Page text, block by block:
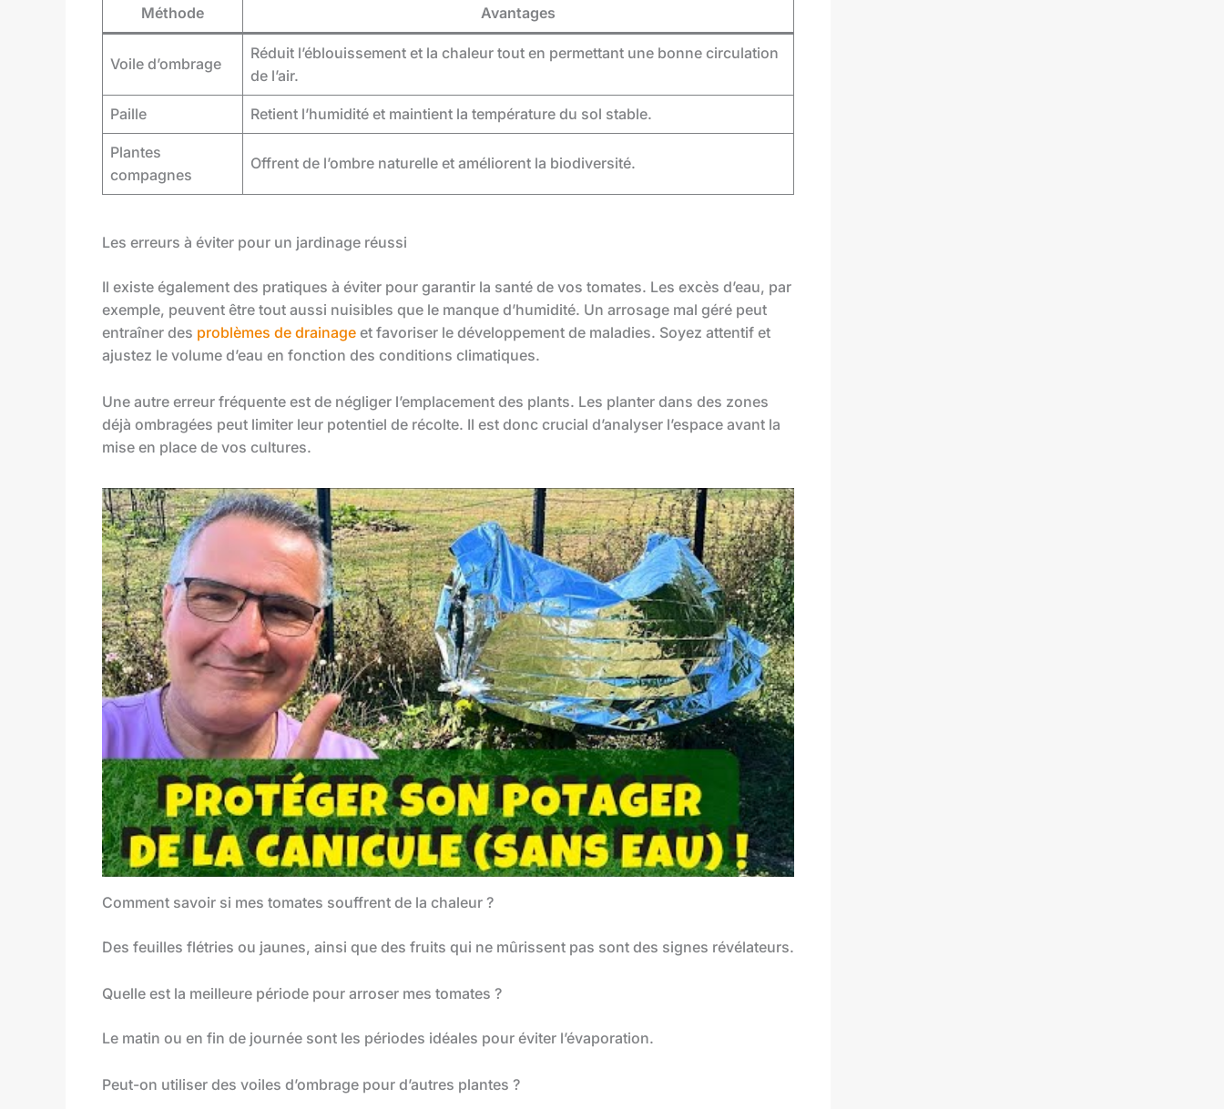
Méthode Avantages
Voile d’ombrage
Réduit l’éblouissement et la chaleur tout en permettant une bonne circulation
de l’air.
Paille Retient l’humidité et maintient la température du sol stable.
Plantes
compagnes
Offrent de l’ombre naturelle et améliorent la biodiversité.
Les erreurs à éviter pour un jardinage réussi
Il existe également des pratiques à éviter pour garantir la santé de vos tomates. Les excès d’eau, par
exemple, peuvent être tout aussi nuisibles que le manque d’humidité. Un arrosage mal géré peut
entraîner des problèmes de drainage et favoriser le développement de maladies. Soyez attentif et
ajustez le volume d’eau en fonction des conditions climatiques.
Une autre erreur fréquente est de négliger l’emplacement des plants. Les planter dans des zones
déjà ombragées peut limiter leur potentiel de récolte. Il est donc crucial d’analyser l’espace avant la
mise en place de vos cultures.
Comment savoir si mes tomates souffrent de la chaleur ?
Des feuilles flétries ou jaunes, ainsi que des fruits qui ne mûrissent pas sont des signes révélateurs.
Quelle est la meilleure période pour arroser mes tomates ?
Le matin ou en fin de journée sont les périodes idéales pour éviter l’évaporation.
Peut-on utiliser des voiles d’ombrage pour d’autres plantes ?